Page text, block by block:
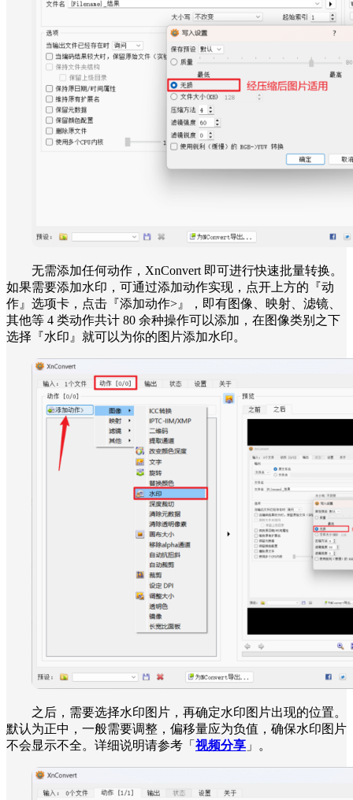
无需添加任何动作，XnConvert 即可进行快速批量转换。
如果需要添加水印，可通过添加动作实现，点开上方的『动
作』选项卡，点击『添加动作>』，即有图像、映射、滤镜、
其他等 4 类动作共计 80 余种操作可以添加，在图像类别之下
选择『水印』就可以为你的图片添加水印。
之后，需要选择水印图片，再确定水印图片出现的位置。
默认为正中，一般需要调整，偏移量应为负值，确保水印图片
不会显示不全。详细说明请参考「 视频分享 」。